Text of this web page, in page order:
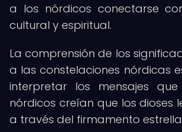
a los nórdicos conectarse
cultural y espiritual.
La comprensión de los
a las constelaciones nórdicas
interpretar los mensajes
nórdicos creían que los dioses
a través del firmamento